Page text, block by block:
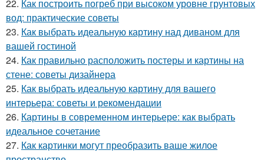
22. Как построить погреб при высоком уровне грунтовых
вод: практические советы
23. Как выбрать идеальную картину над диваном для
вашей гостиной
24. Как правильно расположить постеры и картины на
стене: советы дизайнера
25. Как выбрать идеальную картину для вашего
интерьера: советы и рекомендации
26. Картины в современном интерьере: как выбрать
идеальное сочетание
27. Как картинки могут преобразить ваше жилое